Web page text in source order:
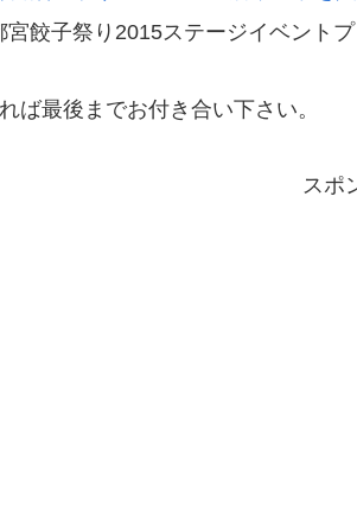
宮餃子祭り2015ステージイベント
ば最後までお付き合い下さい。
スポ